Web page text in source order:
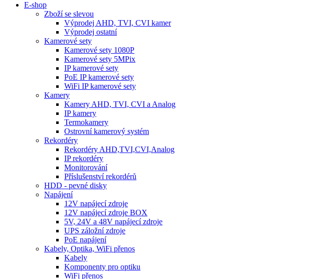
E-shop
Zboží se slevou
Výprodej AHD, TVI, CVI kamer
Výprodej ostatní
Kamerové sety
Kamerové sety 1080P
Kamerové sety 5MPix
IP kamerové sety
PoE IP kamerové sety
WiFi IP kamerové sety
Kamery
Kamery AHD, TVI, CVI a Analog
IP kamery
Termokamery
Ostrovní kamerový systém
Rekordéry
Rekordéry AHD,TVI,CVI,Analog
IP rekordéry
Monitorování
Příslušenství rekordérů
HDD - pevné disky
Napájení
12V napájecí zdroje
12V napájecí zdroje BOX
5V, 24V a 48V napájecí zdroje
UPS záložní zdroje
PoE napájení
Kabely, Optika, WiFi přenos
Kabely
Komponenty pro optiku
WiFi přenos